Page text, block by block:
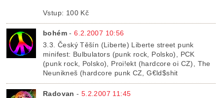
Vstup: 100 Kč
bohém -6.2.2007 10:56
3.3. Český Těšín (Liberte) Liberte street punk
minifest: Bulbulators (punk rock, Polsko), PCK
(punk rock, Polsko), Proi!ekt (hardcore oi CZ), The
Neunikneš (hardcore punk CZ, G€ld$shit
Radovan - 5.2.2007 11:45